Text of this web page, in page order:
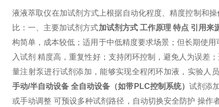
液液萃取仪在加试剂方式上根据自动化程度、精度控制和
比：一、主要加试剂方式加试剂方式 工作原理 特点 引用来
构简单，成本较低；适用于中低精度要求场景；但长期使
入试剂 精度高，重复性好；支持闭环控制，避免人为误差
量注射泵进行试剂添加，能够实现全程闭环加液，实验人
手动/半自动设备 全自动设备（如带PLC控制系统） 试剂添
或手动调整 可预设多种试剂路径，自动切换安全防护 操作